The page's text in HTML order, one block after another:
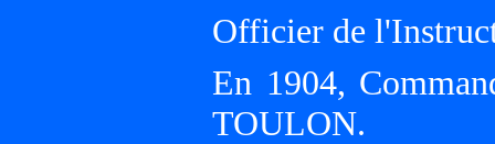
Officier de
En 1904,
TOULON.